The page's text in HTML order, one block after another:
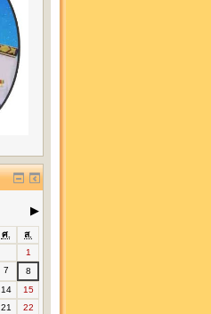
▶
ศ.
ส.
1
7
8
14
15
21 22